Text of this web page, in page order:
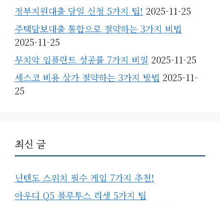
정부지원대출 당일 신청 5가지 팁! 2025-11-25
주택담보대출 통합으로 절약하는 3가지 비법
2025-11-25
무치악 임플란트 성공률 7가지 비밀 2025-11-25
세스코 비용 상가 절약하는 3가지 방법 2025-11-
25
최신 글
닌텐도 스위치 필수 게임 7가지 추천!
아우디 Q5 블루투스 리셋 5가지 팁